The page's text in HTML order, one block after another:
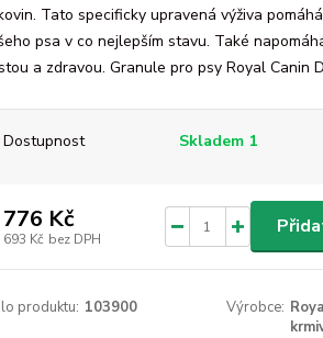
Tato specificky upravená výživa
psa v co nejlepším stavu. Také
a zdravou. Granule pro psy Royal Canin
Dostupnost Skladem 1
776 Kč
693 Kč bez DPH
produktu: 103900 Výrobce: